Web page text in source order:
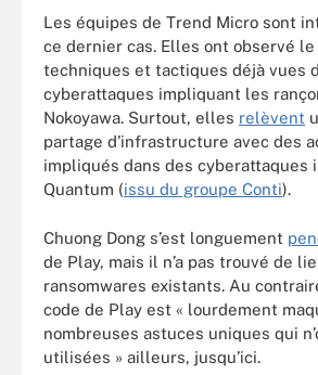
Les équipes de Trend Micro sont
ce dernier cas. Elles ont observé le
techniques et tactiques déjà vues
cyberattaques impliquant les
Nokoyawa. Surtout, elles relèvent
partage d’infrastructure avec des
impliqués dans des cyberattaques
Quantum (issu du groupe Conti).
Chuong Dong s’est longuement
de Play, mais il n’a pas trouvé de
ransomwares existants. Au
code de Play est « lourdement
nombreuses astuces uniques qui
utilisées » ailleurs, jusqu’ici.